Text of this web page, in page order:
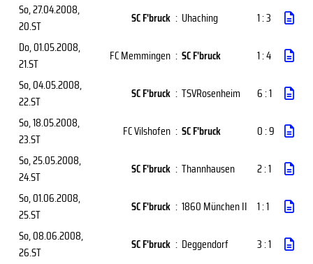
So, 27.04.2008,
20.ST
SC F'bruck : Uhaching
1 : 3
Do, 01.05.2008,
21.ST
FC Memmingen : SC F'bruck
1 : 4
So, 04.05.2008,
22.ST
SC F'bruck : TSVRosenheim
6 : 1
So, 18.05.2008,
23.ST
FC Vilshofen : SC F'bruck
0 : 9
So, 25.05.2008,
24.ST
SC F'bruck : Thannhausen
2 : 1
So, 01.06.2008,
25.ST
SC F'bruck : 1860 München II 1 : 1
So, 08.06.2008,
26.ST
SC F'bruck : Deggendorf 3 : 1